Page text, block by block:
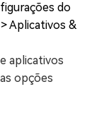
do
Aplicativos &
aplicativos
opções